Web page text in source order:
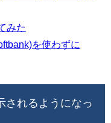
みた
を使わずに
されるようになっ